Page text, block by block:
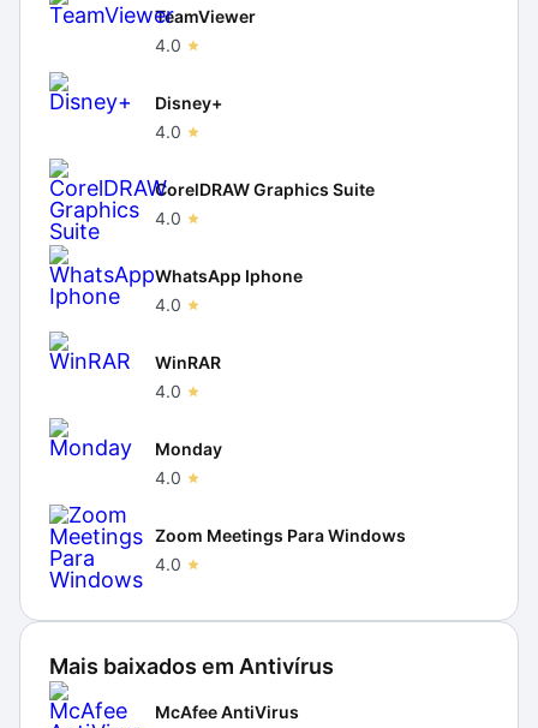
TeamViewer
4.0
Disney+
4.0
CorelDRAW Graphics Suite
4.0
WhatsApp Iphone
4.0
WinRAR
4.0
Monday
4.0
Zoom Meetings Para Windows
4.0
Mais baixados em Antivírus
McAfee AntiVirus